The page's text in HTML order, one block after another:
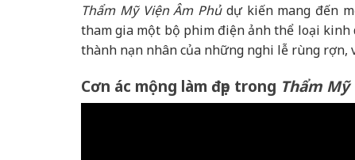
Thẩm Mỹ Viện Âm Phủdự kiến mang đến
tham gia một bộ phim điện ảnh thể loại
thành nạn nhân của những nghi lễ rùng rợn,
Cơn ác mộng làm đẹp trong Thẩm Mỹ